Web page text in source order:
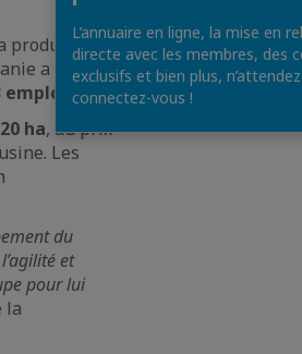
production
a eu en
employés.
ha, au prix
Les
du
et
pour lui
la
L’annuaire en ligne, la mise en
directe avec les membres, des
exclusifs et bien plus,
connectez-vous !